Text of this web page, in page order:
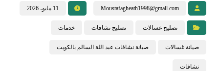
Moustafagheath1998@gmail.com 11 مايو، 2026
تصليح غسالات تصليح نشافات خدمات
صيانة غسالات صيانة نشافات عبد اللة السالم بالكويت
نشافات